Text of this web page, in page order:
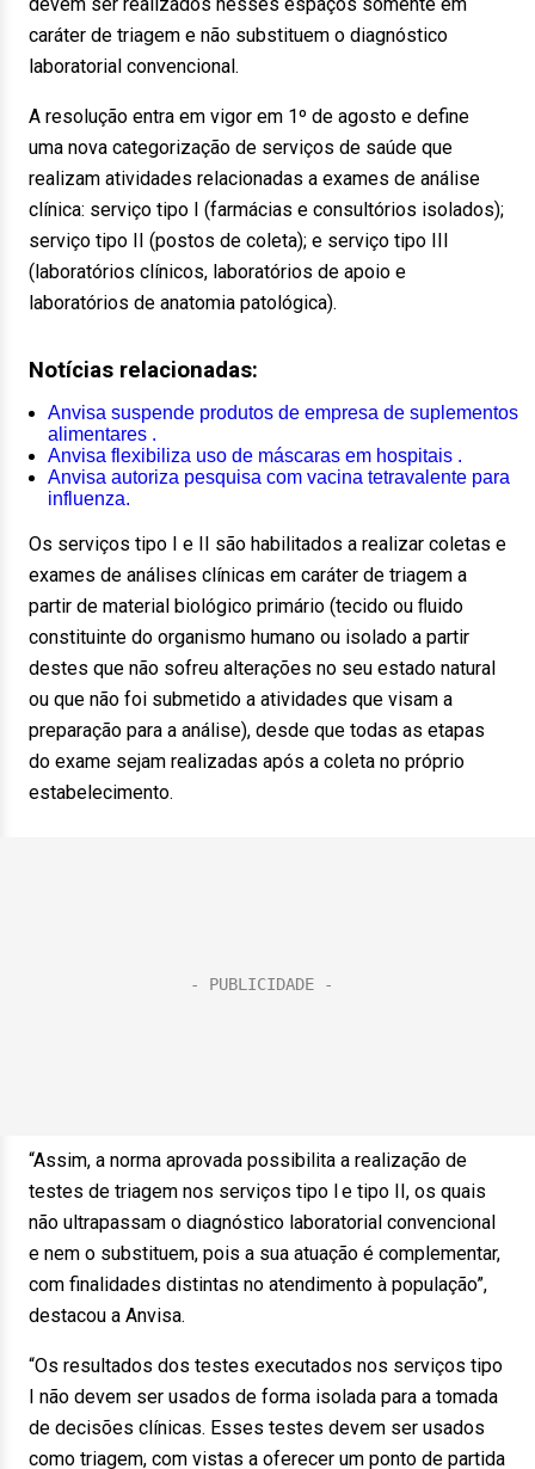
caráter de triagem e não substituem o diagnóstico
laboratorial convencional.
A resolução entra em vigor em 1º de agosto e define
uma nova categorização de serviços de saúde que
realizam atividades relacionadas a exames de análise
clínica: serviço tipo I (farmácias e consultórios isolados);
serviço tipo II (postos de coleta); e serviço tipo III
(laboratórios clínicos, laboratórios de apoio e
laboratórios de anatomia patológica).
Notícias relacionadas:
Anvisa suspende produtos de empresa de suplementos
alimentares .
Anvisa flexibiliza uso de máscaras em hospitais .
Anvisa autoriza pesquisa com vacina tetravalente para
influenza.
Os serviços tipo I e II são habilitados a realizar coletas e
exames de análises clínicas em caráter de triagem a
partir de material biológico primário (tecido ou ﬂuido
constituinte do organismo humano ou isolado a partir
destes que não sofreu alterações no seu estado natural
ou que não foi submetido a atividades que visam a
preparação para a análise), desde que todas as etapas
do exame sejam realizadas após a coleta no próprio
estabelecimento.
“Assim, a norma aprovada possibilita a realização de
testes de triagem nos serviços tipo I e tipo II, os quais
não ultrapassam o diagnóstico laboratorial convencional
e nem o substituem, pois a sua atuação é complementar,
com finalidades distintas no atendimento à população”,
destacou a Anvisa.
“Os resultados dos testes executados nos serviços tipo
I não devem ser usados de forma isolada para a tomada
de decisões clínicas. Esses testes devem ser usados
como triagem, com vistas a oferecer um ponto de partida